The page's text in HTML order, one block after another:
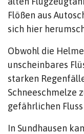
Flößen aus
sich hier
Obwohl die
unscheinbares
starken
Schneeschmelze
gefährlichen
In Sundhausen